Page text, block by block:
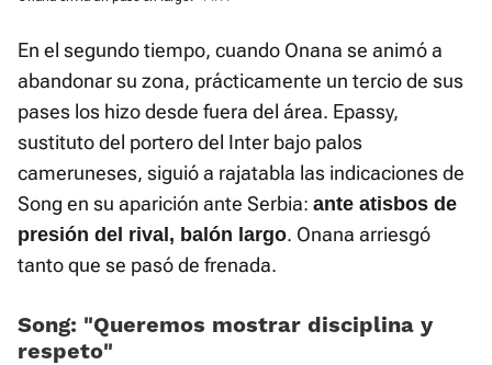
En el segundo tiempo, cuando Onana se animó a
abandonar su zona, prácticamente un tercio de sus
pases los hizo desde fuera del área. Epassy,
sustituto del portero del Inter bajo palos
cameruneses, siguió a rajatabla las indicaciones de
Song en su aparición ante Serbia: ante atisbos de
presión del rival, balón largo. Onana arriesgó
tanto que se pasó de frenada.
Song: "Queremos mostrar disciplina y
respeto"